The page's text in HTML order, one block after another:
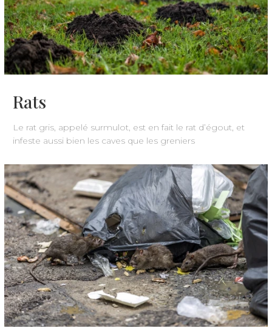
Rats
Le rat gris, appelé surmulot, est en fait le rat d’égout, et
infeste aussi bien les caves que les greniers